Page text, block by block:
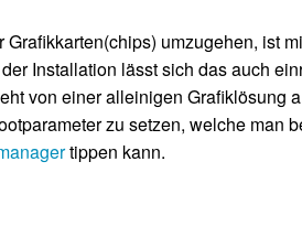
Grafikkarten(chips) umzugehen, ist
Installation lässt sich das auch
von einer alleinigen Grafiklösung
zu setzen, welche man
tippen kann.